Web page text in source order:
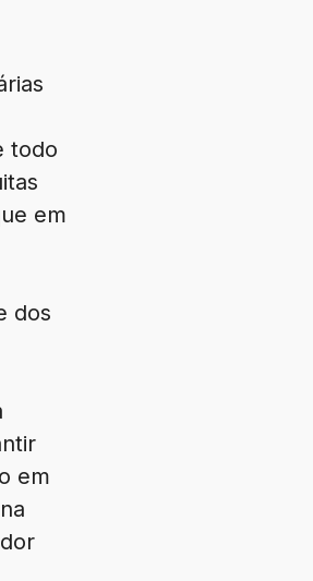
todo
em
dos
em